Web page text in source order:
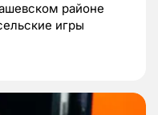
районе
игры